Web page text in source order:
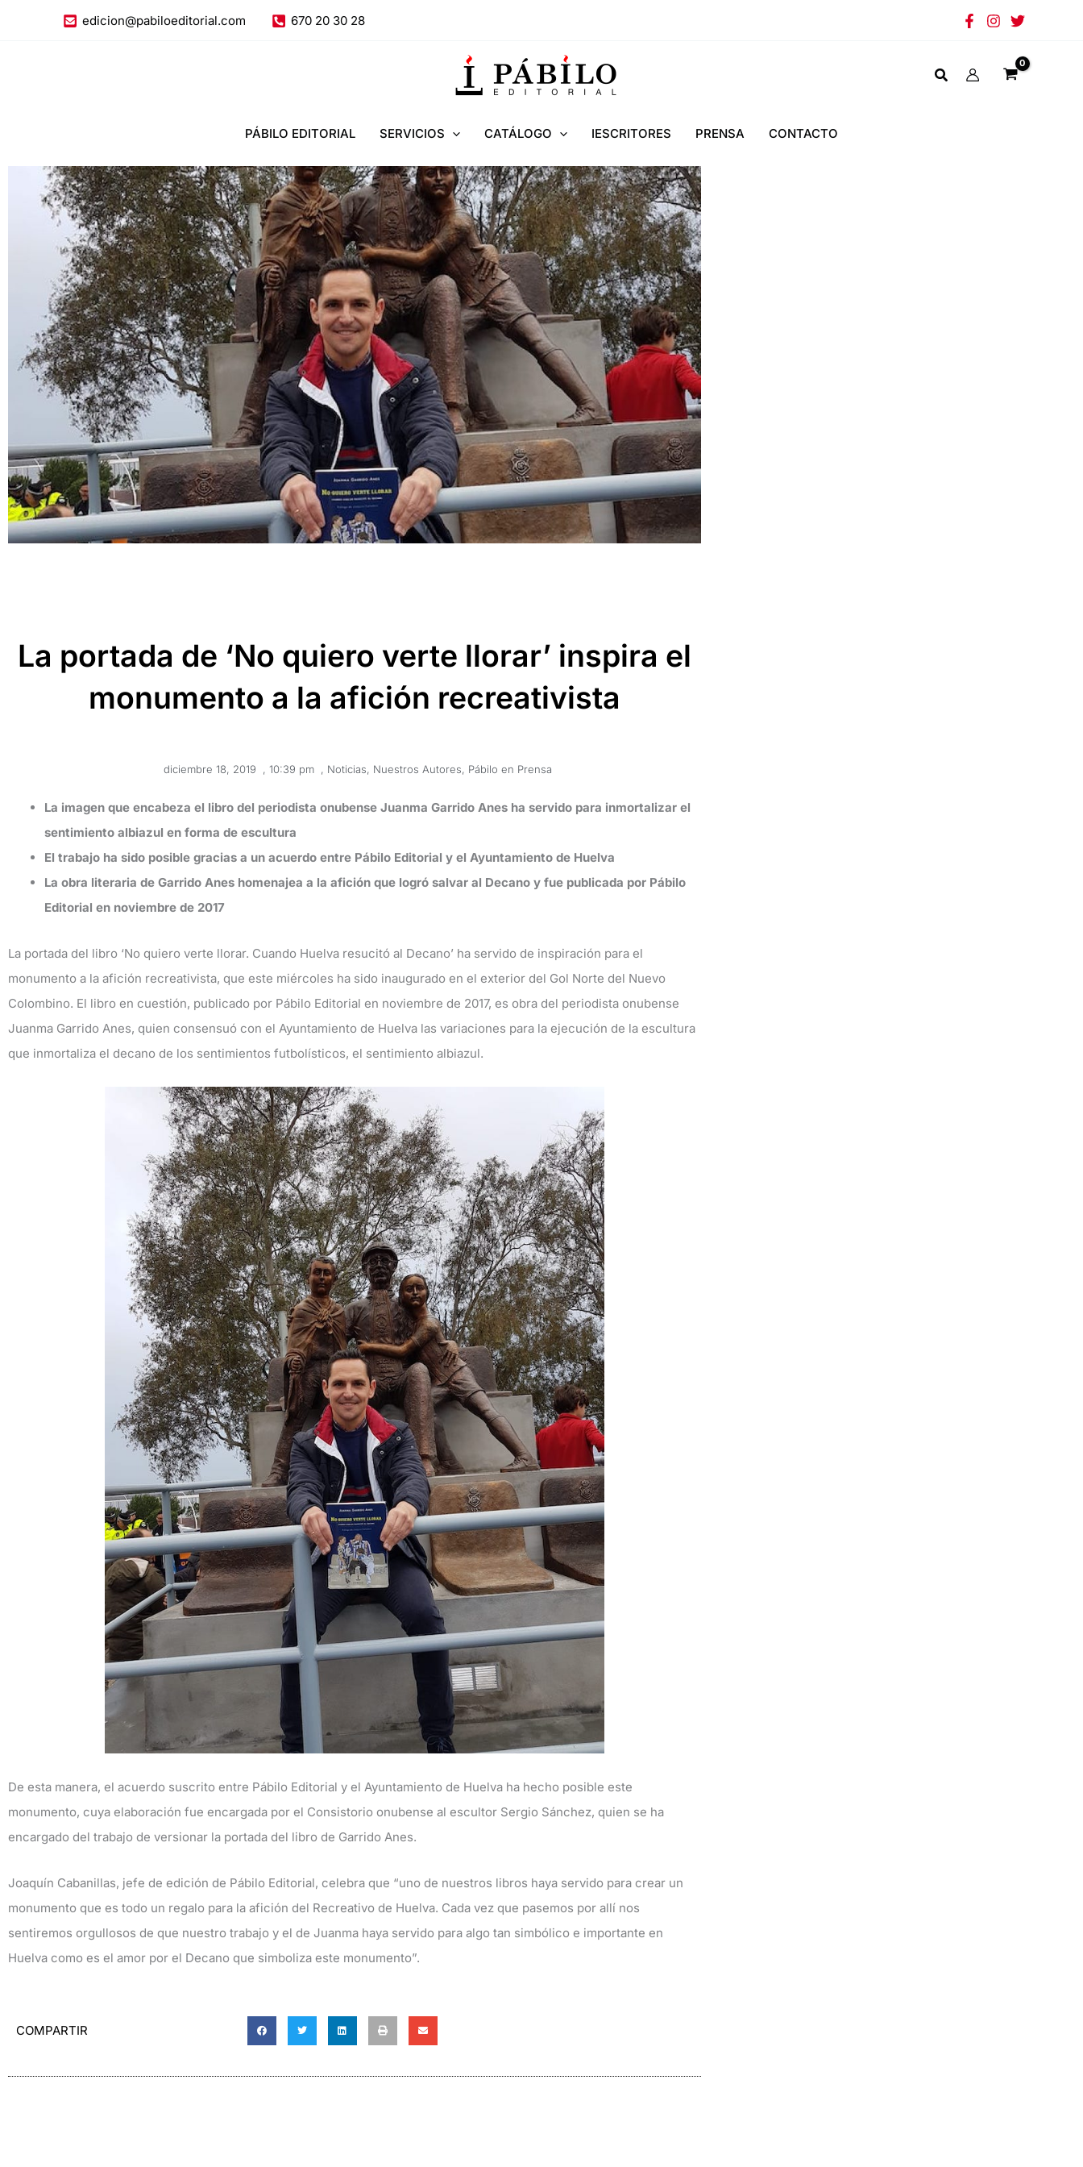
edicion@pabiloeditorial.com 670 20 30 28
PÁBILO EDITORIAL SERVICIOS CATÁLOGO IESCRITORES PRENSA CONTACTO
La portada de ‘No quiero verte llorar’ inspira el
monumento a la afición recreativista
diciembre 18, 2019 , 10:39 pm , Noticias, Nuestros Autores, Pábilo en Prensa
La imagen que encabeza el libro del periodista onubense Juanma Garrido Anes ha servido para inmortalizar el
sentimiento albiazul en forma de escultura
El trabajo ha sido posible gracias a un acuerdo entre Pábilo Editorial y el Ayuntamiento de Huelva
La obra literaria de Garrido Anes homenajea a la afición que logró salvar al Decano y fue publicada por Pábilo
Editorial en noviembre de 2017
La portada del libro ‘No quiero verte llorar. Cuando Huelva resucitó al Decano’ ha servido de inspiración para el
monumento a la afición recreativista, que este miércoles ha sido inaugurado en el exterior del Gol Norte del Nuevo
Colombino. El libro en cuestión, publicado por Pábilo Editorial en noviembre de 2017, es obra del periodista onubense
Juanma Garrido Anes, quien consensuó con el Ayuntamiento de Huelva las variaciones para la ejecución de la escultura
que inmortaliza el decano de los sentimientos futbolísticos, el sentimiento albiazul.
De esta manera, el acuerdo suscrito entre Pábilo Editorial y el Ayuntamiento de Huelva ha hecho posible este
monumento, cuya elaboración fue encargada por el Consistorio onubense al escultor Sergio Sánchez, quien se ha
encargado del trabajo de versionar la portada del libro de Garrido Anes.
Joaquín Cabanillas, jefe de edición de Pábilo Editorial, celebra que “uno de nuestros libros haya servido para crear un
monumento que es todo un regalo para la afición del Recreativo de Huelva. Cada vez que pasemos por allí nos
sentiremos orgullosos de que nuestro trabajo y el de Juanma haya servido para algo tan simbólico e importante en
Huelva como es el amor por el Decano que simboliza este monumento”.
COMPARTIR